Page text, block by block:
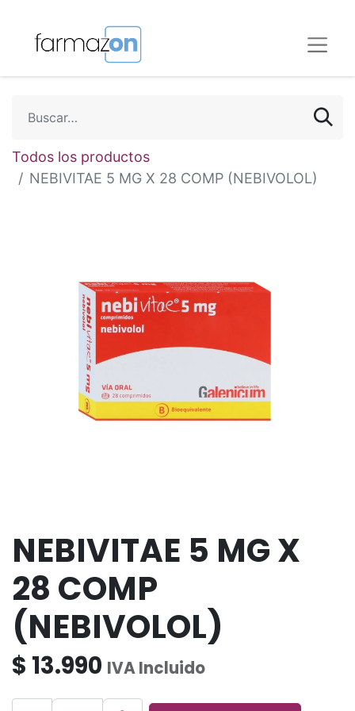
Todos los productos
NEBIVITAE 5 MG X 28 COMP (NEBIVOLOL)
NEBIVITAE 5 MG X
28 COMP
(NEBIVOLOL)
$ 13.990 IVA Incluido